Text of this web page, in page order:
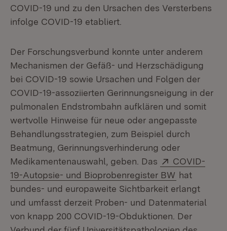
COVID-19 und zu den Ursachen des Versterbens
infolge COVID-19 etabliert.
Der Forschungsverbund konnte unter anderem
Mechanismen der Gefäß- und Herzschädigung
bei COVID-19 sowie Ursachen und Folgen der
COVID-19-assoziierten Gerinnungsneigung in der
pulmonalen Endstrombahn aufklären und somit
wertvolle Hinweise für neue oder angepasste
Behandlungsstrategien, zum Beispiel durch
Beatmung, Gerinnungsverhinderung oder
Medikamentenauswahl, geben. Das
Extern:
COVID-
19-Autopsie- und Bioprobenregister BW (Öffnet in
hat
bundes- und europaweite Sichtbarkeit erlangt
und umfasst derzeit Proben- und Datenmaterial
von knapp 200 COVID-19-Obduktionen. Der